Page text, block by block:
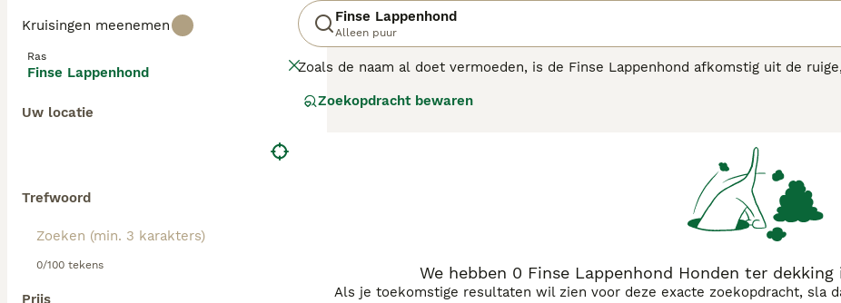
Kruisingen meenemen
Ras
Finse Lappenhond
Uw locatie
Trefwoord
0/100 tekens
Prijs
Finse Lappenhond
Alleen puur
Zoals de naam al doet vermoeden, is de Finse Lappenhond afkomstig uit de
om rendieren te hoeden. Ze staan bekend als ongelooflijk moedig en loyaal, en
voor informatie over dit hondenras.
Zoekopdracht bewaren
We hebben 0 Finse Lappenhond Honden ter
Als je toekomstige resultaten wil zien voor deze exacte zoekopdracht, sla